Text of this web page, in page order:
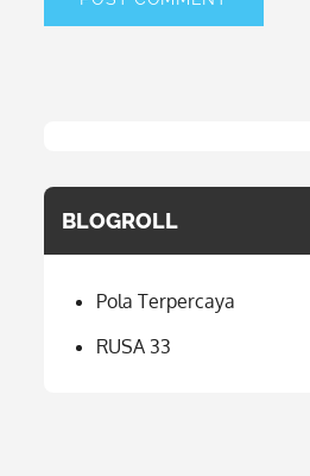
BLOGROLL
Pola Terpercaya
RUSA 33